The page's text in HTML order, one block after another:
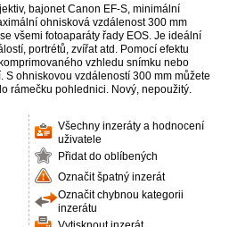
bajonet Canon EF-S, minimální
ohnisková vzdálenost 300 mm
všemi fotoaparáty řady EOS. Je ideální
portrétů, zvířat atd. Pomocí efektu
vzhledu snímku nebo
ohniskovou vzdáleností 300 mm můžete
rámečku pohlednici. Nový, nepoužitý.
Všechny inzeráty a hodnocení
uživatele
Přidat do oblíbených
Označit špatný inzerát
Označit chybnou kategorii
inzerátu